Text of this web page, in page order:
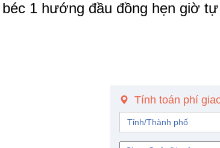
1 hướng đầu đồng hẹn giờ
Tính toán phí
Tỉnh/Thành phố